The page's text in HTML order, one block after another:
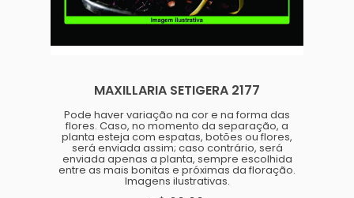
Além do catálogo online,
Bauru, onde plantas são
acompanhamento diário.
para quem está começando,
ajudando clientes a entender
necessidades de luz, rega e
manejo de cada espécie.
No Orquidário Bauru, cada
planta é tratada com respeito, e
cada cliente é recebido com
MAXILLARIA SETIGERA 2177
Pode haver variação na cor e na forma das
flores. Caso, no momento da separação, a
planta esteja com espatas, botões ou flores,
será enviada assim; caso contrário, será
enviada apenas a planta, sempre escolhida
entre as mais bonitas e próximas da floração.
Imagens ilustrativas.